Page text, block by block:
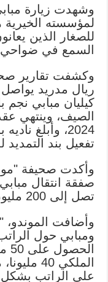
وشهدت زيارة
لمؤسسته الخيرية
للصغار الذين
السمع في ضواحي
وكشفت تقارير
ريال مدريد يواصل
كيليان مبابي
الصيف، وينتهي
2024، وأبلغ
تفعيل بند
وأكدت صحيفة
صفقة انتقال
تصل إلى 200 مليون يورو.
وأضافت الموندو،
ومبابي حول
الملكي
على الراتب بشكل